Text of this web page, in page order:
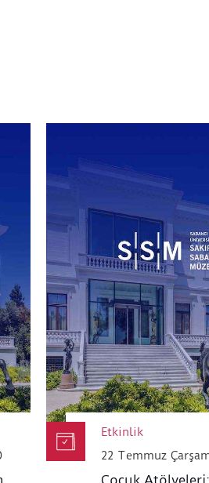
olmayacaktır.
SSM sağlar.
önerilir.
ve kaçınılmaz
hakkını saklı tutar.
video çekimi yalnızca
Rıza vermeyenlerin
tutulur veya yüzleri ayırt
katılımcılar için veli/onay
müzenin tanıtım ve arşiv amaçları
zekâ tabanlı platformlarla
Etkinlik
22 Temmuz
Çocuk Atölyeleri: